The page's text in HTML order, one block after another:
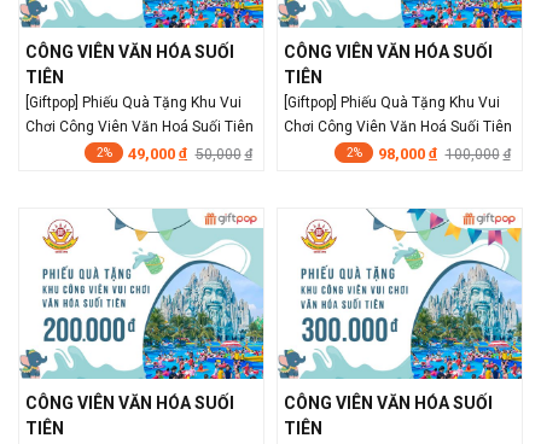
CÔNG VIÊN VĂN HÓA SUỐI
TIÊN
[Giftpop] Phiếu Quà Tặng Khu Vui
Chơi Công Viên Văn Hoá Suối Tiên
2% 49,000 đ 50,000 đ
CÔNG VIÊN VĂN HÓA SUỐI
TIÊN
[Giftpop] Phiếu Quà Tặng Khu Vui
Chơi Công Viên Văn Hoá Suối Tiên
2% 98,000 đ 100,000 đ
CÔNG VIÊN VĂN HÓA SUỐI
TIÊN
CÔNG VIÊN VĂN HÓA SUỐI
TIÊN